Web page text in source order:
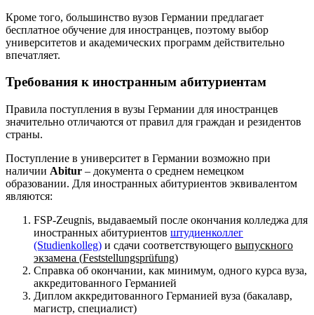
Кроме того, большинство вузов Германии предлагает
бесплатное обучение для иностранцев, поэтому выбор
университетов и академических программ действительно
впечатляет.
Требования к иностранным абитуриентам
Правила поступления в вузы Германии для иностранцев
значительно отличаются от правил для граждан и резидентов
страны.
Поступление в университет в Германии возможно при
наличии Abitur – документа о среднем немецком
образовании. Для иностранных абитуриентов эквивалентом
являются:
FSP-Zeugnis, выдаваемый после окончания колледжа для
иностранных абитуриентов штудиенколлег
(Studienkolleg) и сдачи соответствующего выпускного
экзамена (Feststellungsprüfung)
Справка об окончании, как минимум, одного курса вуза,
аккредитованного Германией
Диплом аккредитованного Германией вуза (бакалавр,
магистр, специалист)